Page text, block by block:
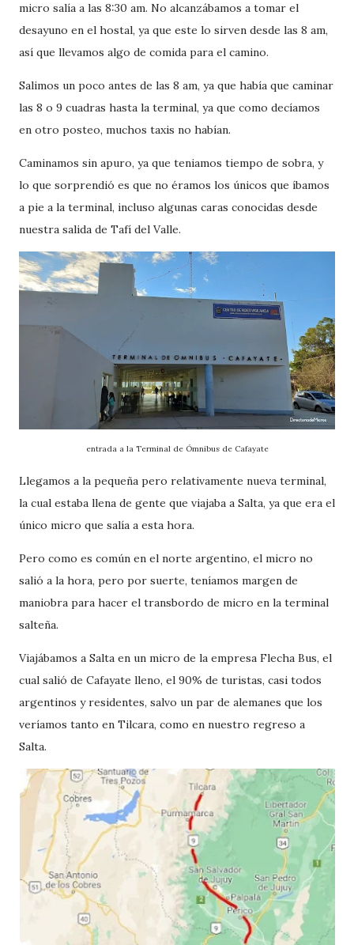
micro salía a las 8:30 am. No alcanzábamos a tomar el
desayuno en el hostal, ya que este lo sirven desde las 8 am,
así que llevamos algo de comida para el camino.
Salimos un poco antes de las 8 am, ya que había que caminar
las 8 o 9 cuadras hasta la terminal, ya que como decíamos
en otro posteo, muchos taxis no habían.
Caminamos sin apuro, ya que teniamos tiempo de sobra, y
lo que sorprendió es que no éramos los únicos que íbamos
a pie a la terminal, incluso algunas caras conocidas desde
nuestra salida de Tafí del Valle.
entrada a la Terminal de Ómnibus de Cafayate
Llegamos a la pequeña pero relativamente nueva terminal,
la cual estaba llena de gente que viajaba a Salta, ya que era el
único micro que salía a esta hora.
Pero como es común en el norte argentino, el micro no
salió a la hora, pero por suerte, teníamos margen de
maniobra para hacer el transbordo de micro en la terminal
salteña.
Viajábamos a Salta en un micro de la empresa Flecha Bus, el
cual salió de Cafayate lleno, el 90% de turistas, casi todos
argentinos y residentes, salvo un par de alemanes que los
veríamos tanto en Tilcara, como en nuestro regreso a
Salta.